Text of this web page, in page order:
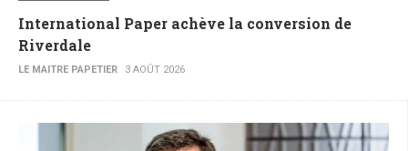
International Paper achève la conversion de
Riverdale
LE MAITRE PAPETIER 3 AOÛT 2026